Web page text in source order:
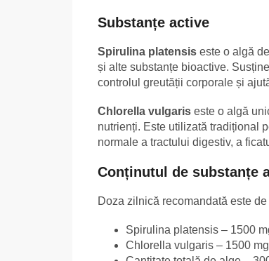
Substanțe active
Spirulina platensis este o algă
și alte substanțe bioactive.
controlul greutății corporale și
Chlorella vulgaris este o algă
nutrienți. Este utilizată tradițional
normale a tractului digestiv, a
Conținutul de substanțe
Doza zilnică recomandată este
Spirulina platensis – 1500
Chlorella vulgaris – 1500 mg